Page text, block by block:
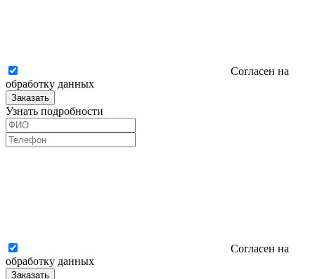
Согласен на
обработку данных
Заказать
Узнать подробности
Согласен на
обработку данных
Заказать